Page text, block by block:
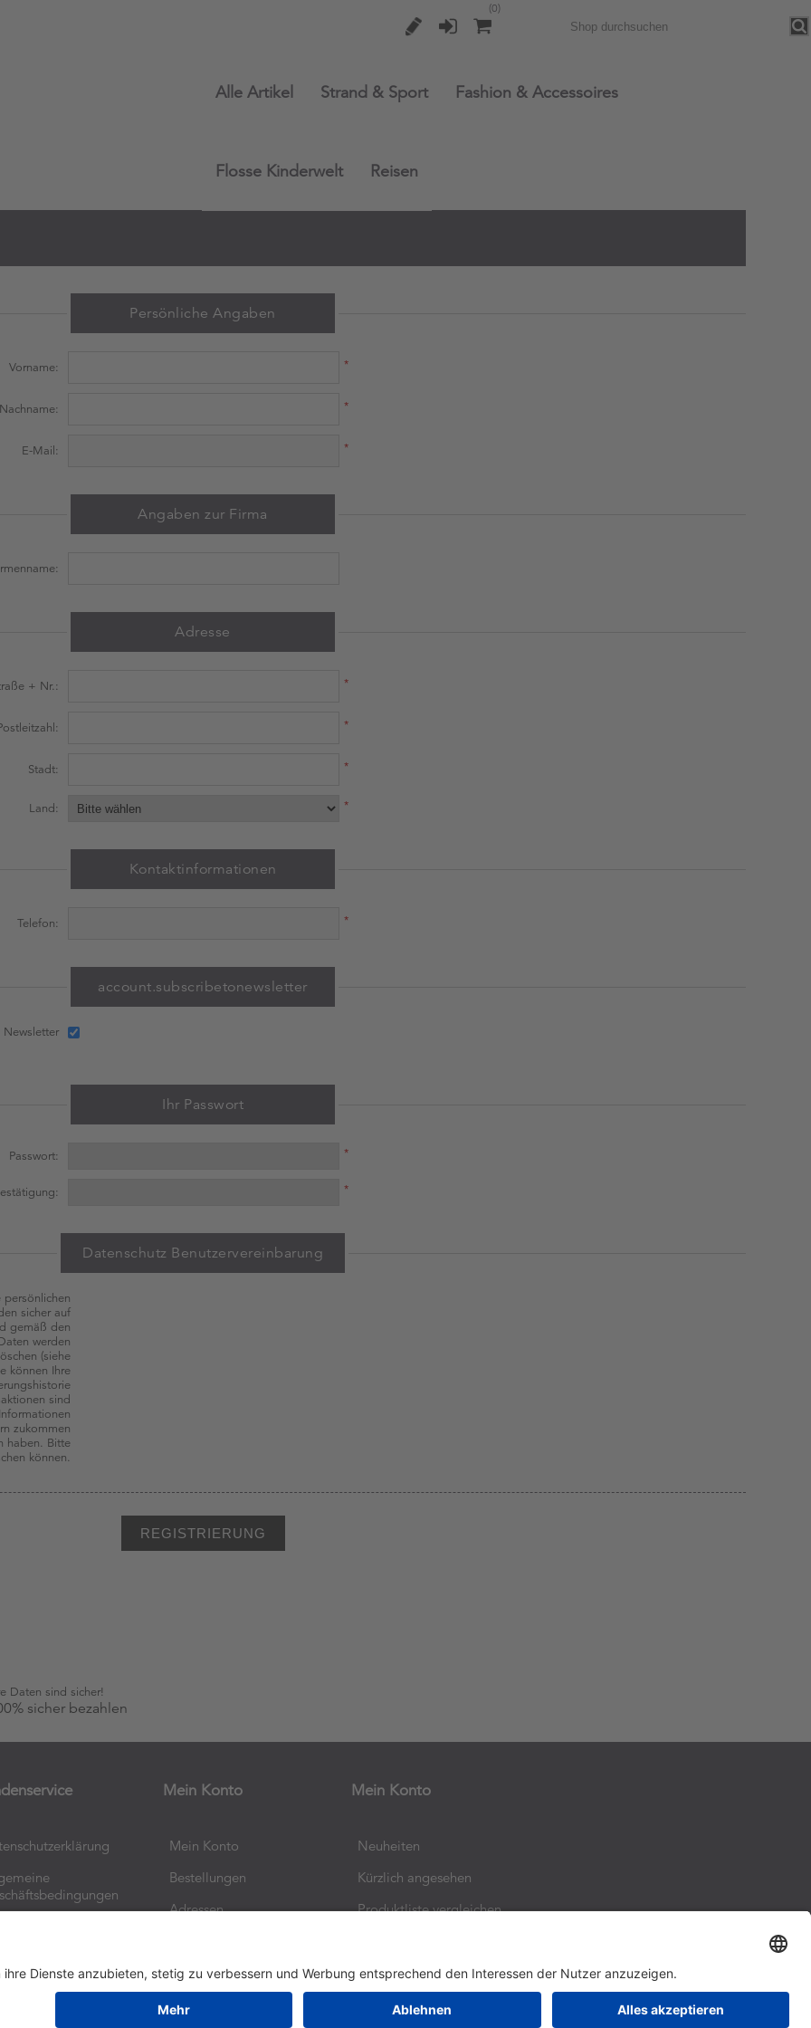
(0)
Alle Artikel Strand & Sport Fashion & Accessoires
Flosse Kinderwelt Reisen
Persönliche Angaben
Vorname: *
Nachname: *
E-Mail: *
Angaben zur Firma
Adresse
+ Nr.: *
*
Stadt: *
Land: *
Kontaktinformationen
Telefon: *
account.subscribetonewsletter
Newsletter
Ihr Passwort
Passwort: *
*
Datenschutz Benutzervereinbarung
persönlichen
sicher auf
gemäß den
werden
(siehe
können Ihre
sind
zukommen
haben. Bitte
können.
REGISTRIERUNG
Daten sind sicher!
sicher bezahlen
Mein Konto
Mein Konto
Bestellungen
Adressen
Mein Konto
Neuheiten
Kürzlich angesehen
Produktliste vergleichen
Copyright © 2026 Aldiana Merchandise Collection. Alle